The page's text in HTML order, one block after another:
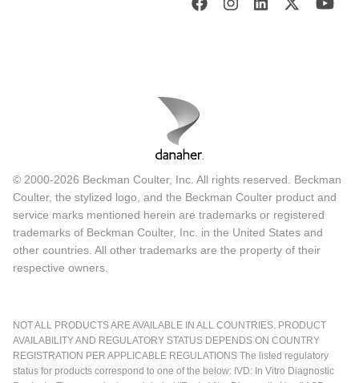
© 2000-2026 Beckman Coulter, Inc. All rights reserved. Beckman
Coulter, the stylized logo, and the Beckman Coulter product and
service marks mentioned herein are trademarks or registered
trademarks of Beckman Coulter, Inc. in the United States and
other countries. All other trademarks are the property of their
respective owners.
NOT ALL PRODUCTS ARE AVAILABLE IN ALL COUNTRIES. PRODUCT
AVAILABILITY AND REGULATORY STATUS DEPENDS ON COUNTRY
REGISTRATION PER APPLICABLE REGULATIONS The listed regulatory
status for products correspond to one of the below: IVD: In Vitro Diagnostic